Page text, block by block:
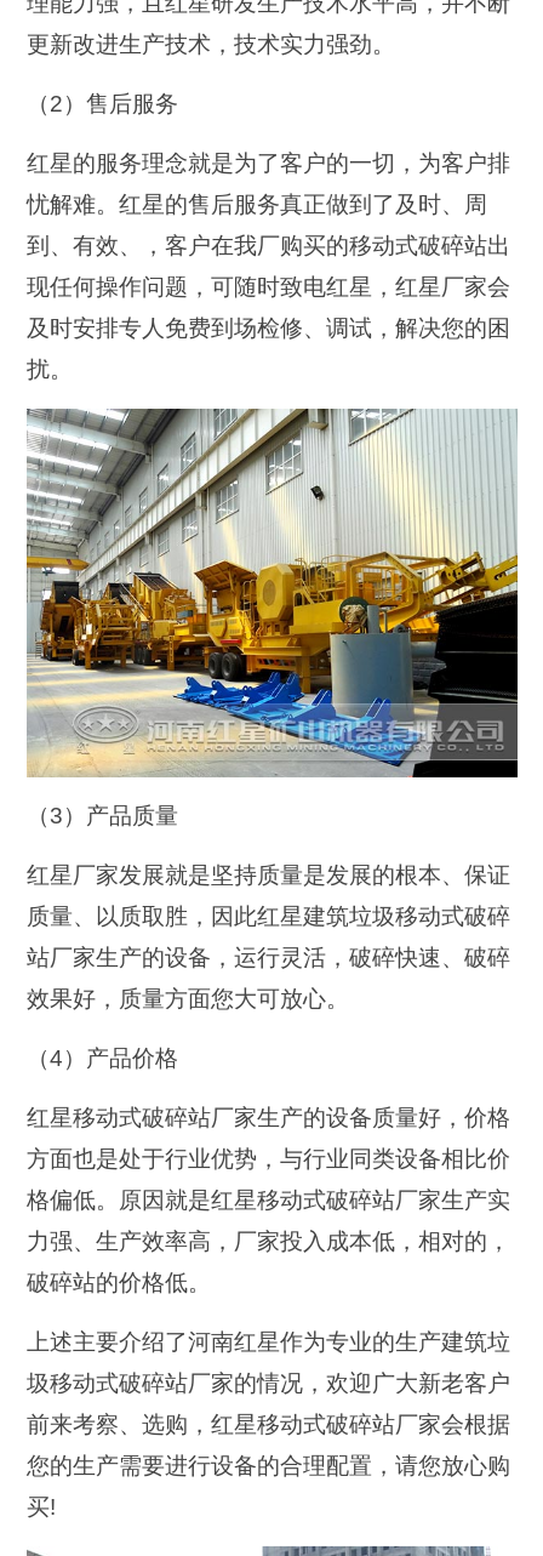
更新改进生产技术，技术实力强劲。
（2）售后服务
红星的服务理念就是为了客户的一切，为客户排
忧解难。红星的售后服务真正做到了及时、周
到、有效、，客户在我厂购买的移动式破碎站出
现任何操作问题，可随时致电红星，红星厂家会
及时安排专人免费到场检修、调试，解决您的困
扰。
（3）产品质量
红星厂家发展就是坚持质量是发展的根本、保证
质量、以质取胜，因此红星建筑垃圾移动式破碎
站厂家生产的设备，运行灵活，破碎快速、破碎
效果好，质量方面您大可放心。
（4）产品价格
红星移动式破碎站厂家生产的设备质量好，价格
方面也是处于行业优势，与行业同类设备相比价
格偏低。原因就是红星移动式破碎站厂家生产实
力强、生产效率高，厂家投入成本低，相对的，
破碎站的价格低。
上述主要介绍了河南红星作为专业的生产建筑垃
圾移动式破碎站厂家的情况，欢迎广大新老客户
前来考察、选购，红星移动式破碎站厂家会根据
您的生产需要进行设备的合理配置，请您放心购
买!